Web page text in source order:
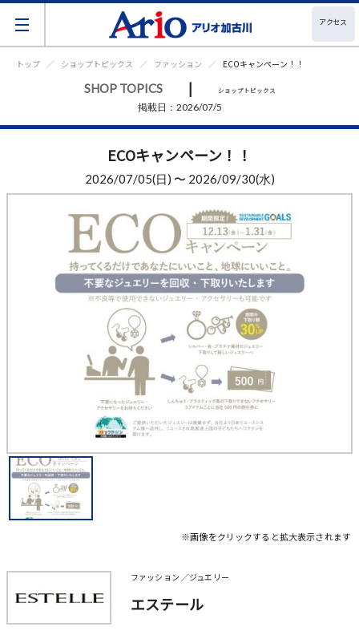
アクセス
トップ ショップトピックス ファッション ECOキャンペーン！！
SHOP TOPICS | ショップトピックス
掲載日：2026/07/5
ECOキャンペーン！！
2026/07/05(日) 〜 2026/09/30(水)
※画像をクリックすると拡大表示されます
ファッション ／ジュエリー
エステール